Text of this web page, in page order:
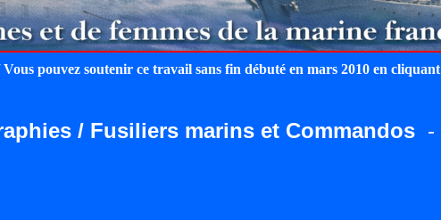
pouvez soutenir ce travail sans fin débuté en mars 2010 en cliquant
/ Fusiliers marins et Commandos -